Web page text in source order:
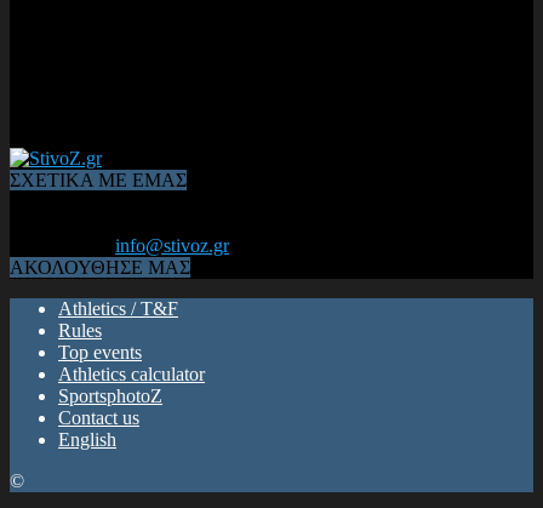
ΣΧΕΤΙΚΑ ΜΕ ΕΜΑΣ
info@stivoz.gr
ΑΚΟΛΟΥΘΗΣΕ ΜΑΣ
Athletics / T&F
Rules
Top events
Athletics calculator
SportsphotoZ
Contact us
English
©